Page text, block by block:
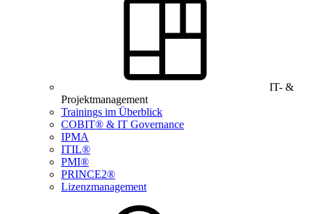
IT- &
Projektmanagement
Trainings im Überblick
COBIT® & IT Governance
IPMA
ITIL®
PMI®
PRINCE2®
Lizenzmanagement